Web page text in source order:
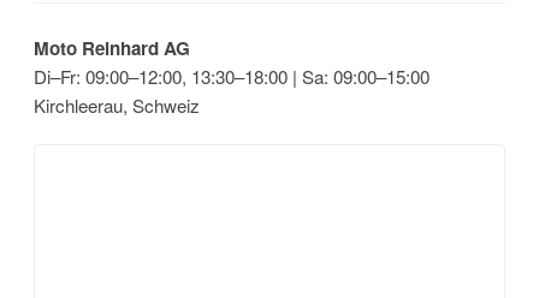
Moto Reinhard AG
Di–Fr: 09:00–12:00, 13:30–18:00 | Sa: 09:00–15:00
Kirchleerau, Schweiz